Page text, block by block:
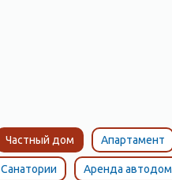
Частный дом Апартамент
Санатории Аренда автодом